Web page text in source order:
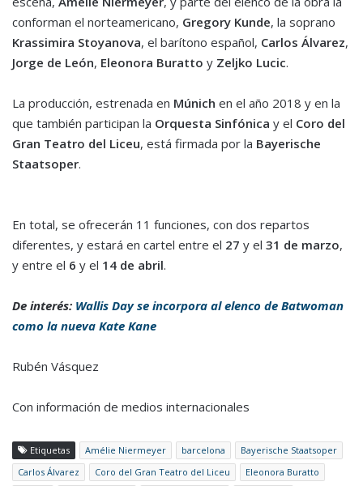
conforman el norteamericano, Gregory Kunde, la soprano
Krassimira Stoyanova, el barítono español, Carlos Álvarez,
Jorge de León, Eleonora Buratto y Zeljko Lucic.
La producción, estrenada en Múnich en el año 2018 y en la
que también participan la Orquesta Sinfónica y el Coro del
Gran Teatro del Liceu, está firmada por la Bayerische
Staatsoper.
En total, se ofrecerán 11 funciones, con dos repartos
diferentes, y estará en cartel entre el 27 y el 31 de marzo,
y entre el 6 y el 14 de abril.
De interés: Wallis Day se incorpora al elenco de Batwoman
como la nueva Kate Kane
Rubén Vásquez
Con información de medios internacionales
Etiquetas Amélie Niermeyer barcelona
Bayerische Staatsoper
Carlos Álvarez
Coro del Gran Teatro del Liceu
Eleonora Buratto